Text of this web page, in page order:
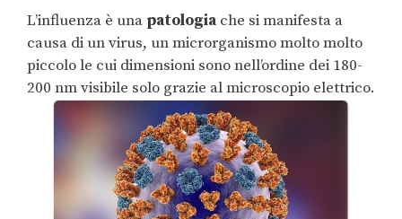
L’influenza è una patologia che si manifesta a
causa di un virus, un microrganismo molto molto
piccolo le cui dimensioni sono nell’ordine dei 180-
200 nm visibile solo grazie al microscopio elettrico.